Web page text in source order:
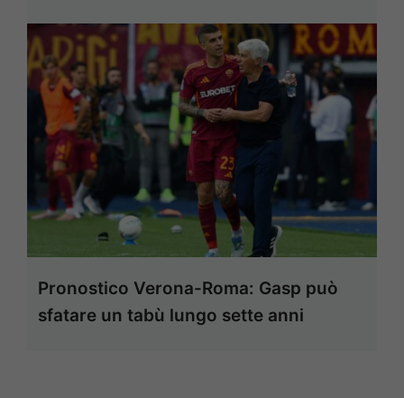
Pronostico Verona-Roma: Gasp può
sfatare un tabù lungo sette anni